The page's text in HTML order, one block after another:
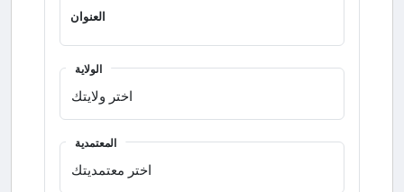
العنوان
الولاية
المعتمدية